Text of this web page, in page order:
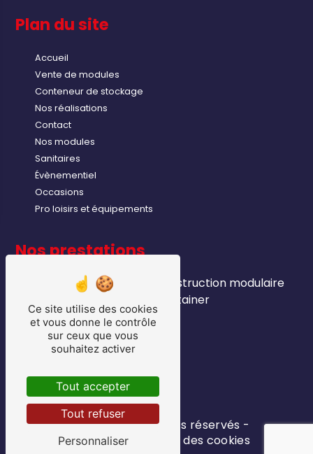
Plan du site
Accueil
Vente de modules
Conteneur de stockage
Nos réalisations
Contact
Nos modules
Sanitaires
Évènementiel
Occasions
Pro loisirs et équipements
Nos prestations
module industriels
location bungalows
module chantier
vente bungalows
matériel export
bungalows
construction modulaire
container
©Vistalid- 2026 - Tous droits réservés -
Mentions légales- Gestion des cookies
Ce site utilise des cookies
et vous donne le contrôle
sur ceux que vous
souhaitez activer
Tout accepter
Tout refuser
Personnaliser